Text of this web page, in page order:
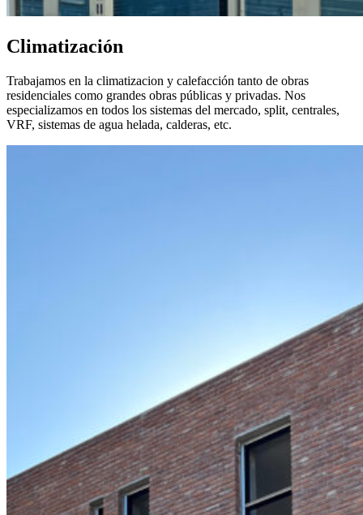
Climatización
Trabajamos en la climatizacion y calefacción tanto de obras
residenciales como grandes obras públicas y privadas. Nos
especializamos en todos los sistemas del mercado, split, centrales,
VRF, sistemas de agua helada, calderas, etc.